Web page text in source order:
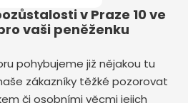
v Praze 10 ve
vaši peněženku
pohybujeme již nějakou tu
zákazníky těžké pozorovat
či osobními věcmi jejich